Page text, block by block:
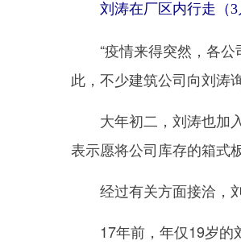
刘涛在厂区内行走（
“疫情来得突然，各公
此，不少建筑公司向刘涛
大年初二，刘涛也加入
表示愿将公司库存的箱式
经过有关方面接洽，刘
17年前，年仅19岁的刘